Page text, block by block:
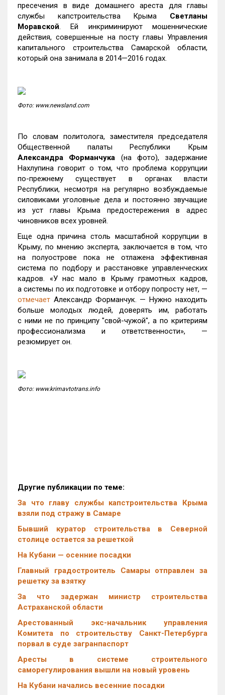
пресечения в виде домашнего ареста для главы
службы капстроительства Крыма Светланы
Моравской. Ей инкриминируют мошеннические
действия, совершенные на посту главы Управления
капитального строительства Самарской области,
который она занимала в 2014—2016 годах.
Фото: www.newsland.com
По словам политолога, заместителя председателя
Общественной палаты Республики Крым
Александра Форманчука (на фото), задержание
Нахлупина говорит о том, что проблема коррупции
по-прежнему существует в органах власти
Республики, несмотря на регулярно возбуждаемые
силовиками уголовные дела и постоянно звучащие
из уст главы Крыма предостережения в адрес
чиновников всех уровней.
Еще одна причина столь масштабной коррупции в
Крыму, по мнению эксперта, заключается в том, что
на полуострове пока не отлажена эффективная
система по подбору и расстановке управленческих
кадров. «У нас мало в Крыму грамотных кадров,
а системы по их подготовке и отбору попросту нет, —
отмечает Александр Форманчук. — Нужно находить
больше молодых людей, доверять им, работать
с ними не по принципу "свой-чужой", а по критериям
профессионализма и ответственности», —
резюмирует он.
Фото: www.krimavtotrans.info
Другие публикации по теме:
За что главу службы капстроительства Крыма
взяли под стражу в Самаре
Бывший куратор строительства в Северной
столице остается за решеткой
На Кубани — осенние посадки
Главный градостроитель Самары отправлен за
решетку за взятку
За что задержан министр строительства
Астраханской области
Арестованный экс-начальник управления
Комитета по строительству Санкт-Петербурга
порвал в суде загранпаспорт
Аресты в системе строительного
саморегулирования вышли на новый уровень
На Кубани начались весенние посадки